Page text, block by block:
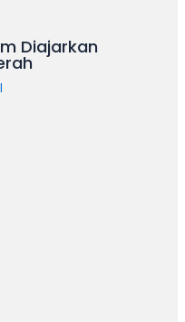
Diajarkan